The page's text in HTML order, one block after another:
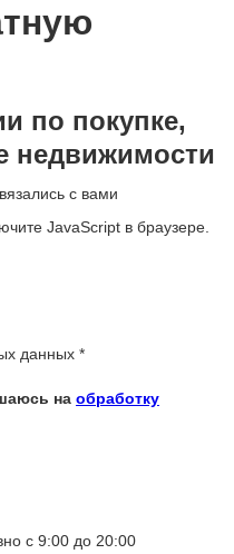
по покупке,
недвижимости
с вами
JavaScript в браузере.
данных *
на обработку
с 9:00 до 20:00